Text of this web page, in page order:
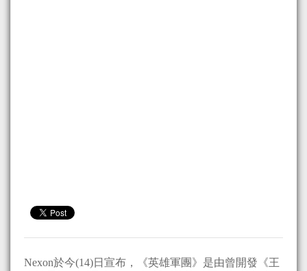
Nexon於今(14)日宣布，《英雄軍團》是由曾開發《王